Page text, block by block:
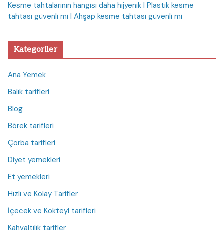
Kesme tahtalarının hangisi daha hijyenik I Plastik kesme
tahtası güvenli mi I Ahşap kesme tahtası güvenli mi
Kategoriler
Ana Yemek
Balık tarifleri
Blog
Börek tarifleri
Çorba tarifleri
Diyet yemekleri
Et yemekleri
Hızlı ve Kolay Tarifler
İçecek ve Kokteyl tarifleri
Kahvaltılık tarifler